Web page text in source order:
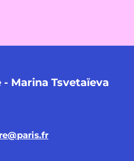
Marina Tsvetaïeva